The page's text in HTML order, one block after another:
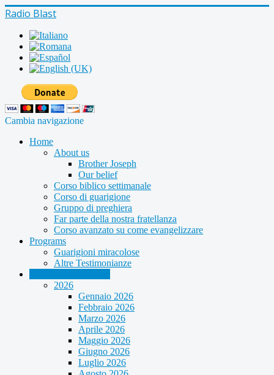
Radio Blast
Cambia navigazione
Home
About us
Brother Joseph
Our belief
Corso biblico settimanale
Corso di guarigione
Gruppo di preghiera
Far parte della nostra fratellanza
Corso avanzato su come evangelizzare
Programs
Guarigioni miracolose
Altre Testimonianze
2026
Gennaio 2026
Febbraio 2026
Marzo 2026
Aprile 2026
Maggio 2026
Giugno 2026
Luglio 2026